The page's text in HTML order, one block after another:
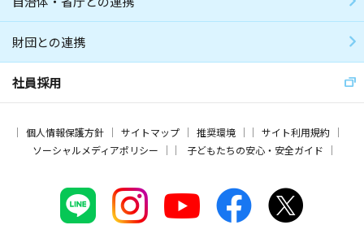
財団との連携
社員採用
個人情報保護方針 サイトマップ 推奨環境
サイト利用規約
ソーシャルメディアポリシー
子どもたちの安心・安全ガイド